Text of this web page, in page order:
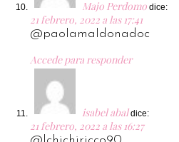
Majo Perdomo dice:
21 febrero, 2022 a las 17:41
@paolamaldonadoc
Accede para responder
isabel abal dice:
21 febrero, 2022 a las 16:27